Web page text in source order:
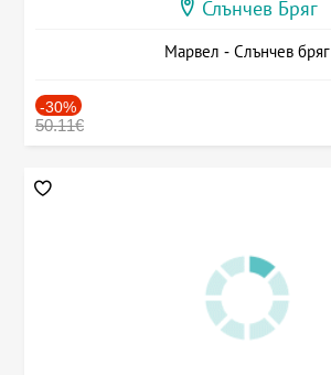
Слънчев Бряг
Марвел - Слънчев бряг
-30%
50.11€